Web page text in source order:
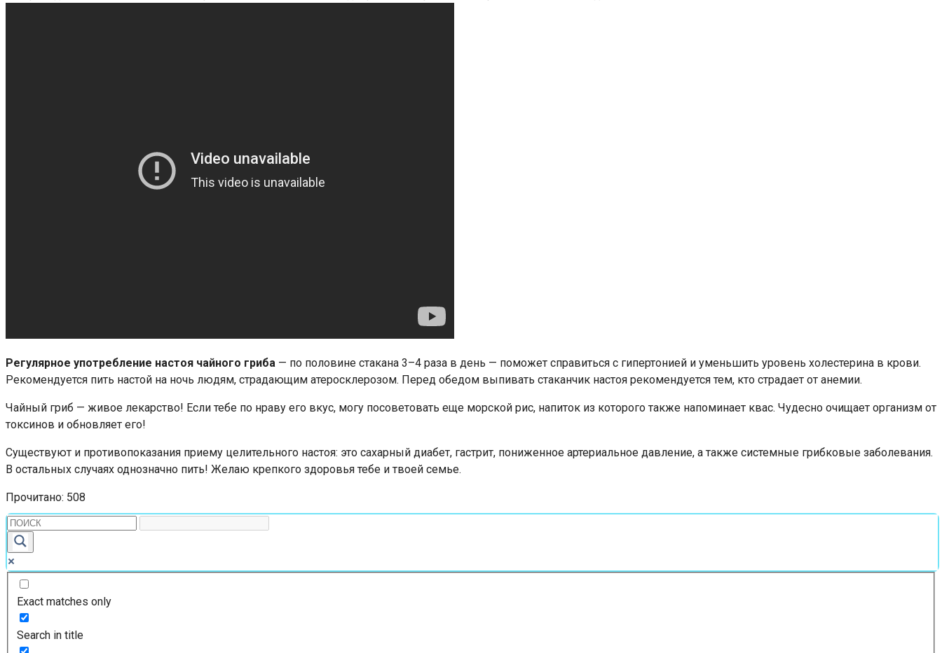
Регулярное употребление настоя чайного гриба — по половине стакана 3–4 раза в день — поможет справиться с гипертонией и уменьшить уровень холестерина в крови.
Рекомендуется пить настой на ночь людям, страдающим атеросклерозом. Перед обедом выпивать стаканчик настоя рекомендуется тем, кто страдает от анемии.
Чайный гриб — живое лекарство! Если тебе по нраву его вкус, могу посоветовать еще морской рис, напиток из которого также напоминает квас. Чудесно очищает организм от
токсинов и обновляет его!
Существуют и противопоказания приему целительного настоя: это сахарный диабет, гастрит, пониженное артериальное давление, а также системные грибковые заболевания.
В остальных случаях однозначно пить! Желаю крепкого здоровья тебе и твоей семье.
Прочитано: 508
Exact matches only
Search in title